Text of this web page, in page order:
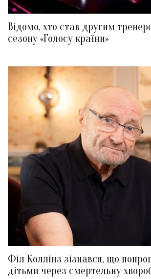
Відомо, хто став другим
сезону «Голосу країни»
Філ Коллінз зізнався, що
дітьми через смертельну